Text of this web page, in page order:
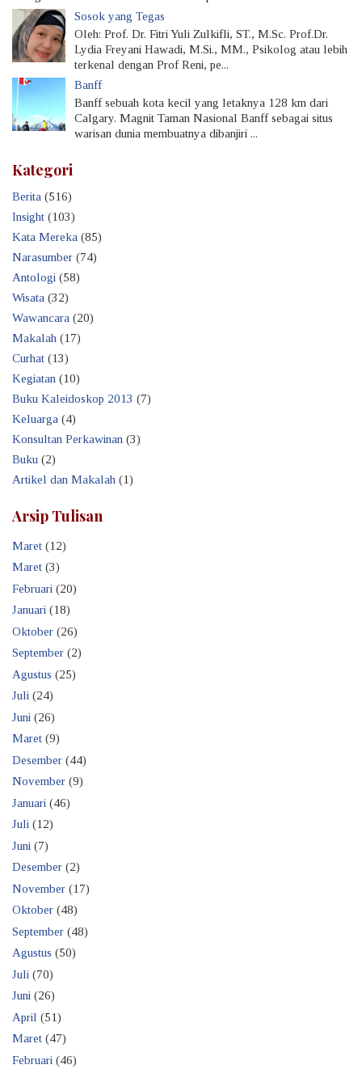
Sosok yang Tegas
Oleh: Prof. Dr. Fitri Yuli Zulkifli, ST., M.Sc. Prof.Dr.
Lydia Freyani Hawadi, M.Si., MM., Psikolog atau lebih
terkenal dengan Prof Reni, pe...
Banff
Banff sebuah kota kecil yang letaknya 128 km dari
Calgary. Magnit Taman Nasional Banff sebagai situs
warisan dunia membuatnya dibanjiri ...
Kategori
Berita (516)
Insight (103)
Kata Mereka (85)
Narasumber (74)
Antologi (58)
Wisata (32)
Wawancara (20)
Makalah (17)
Curhat (13)
Kegiatan (10)
Buku Kaleidoskop 2013 (7)
Keluarga (4)
Konsultan Perkawinan (3)
Buku (2)
Artikel dan Makalah (1)
Arsip Tulisan
Maret (12)
Maret (3)
Februari (20)
Januari (18)
Oktober (26)
September (2)
Agustus (25)
Juli (24)
Juni (26)
Maret (9)
Desember (44)
November (9)
Januari (46)
Juli (12)
Juni (7)
Desember (2)
November (17)
Oktober (48)
September (48)
Agustus (50)
Juli (70)
Juni (26)
April (51)
Maret (47)
Februari (46)